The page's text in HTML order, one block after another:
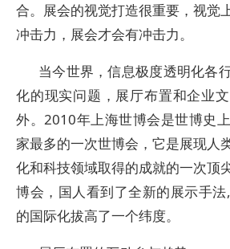
合。展会的视觉打造很重要，视觉
冲击力，展会才会有冲击力。
当今世界，信息极度透明化各
化的现实问题，展厅布置和企业
外。2010年上海世博会是世博史
家最多的一次世博会，它是展现人
化和科技领域取得的成就的一次顶
博会，国人看到了全新的展示手
的国际化拔高了一个纬度。